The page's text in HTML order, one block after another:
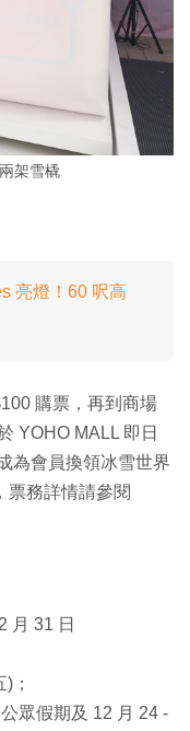
架雪橇
亮燈！60 呎高
購票，再到商場
YOHO MALL 即日
為會員換領冰雪世界
票務詳情請參閱
月 31 日
；
眾假期及 12 月 24 -